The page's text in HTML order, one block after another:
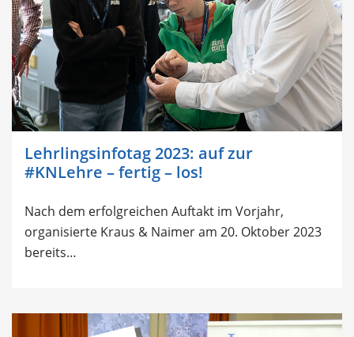
Lehrlingsinfotag 2023: auf zur
#KNLehre – fertig – los!
Nach dem erfolgreichen Auftakt im Vorjahr,
organisierte Kraus & Naimer am 20. Oktober 2023
bereits…